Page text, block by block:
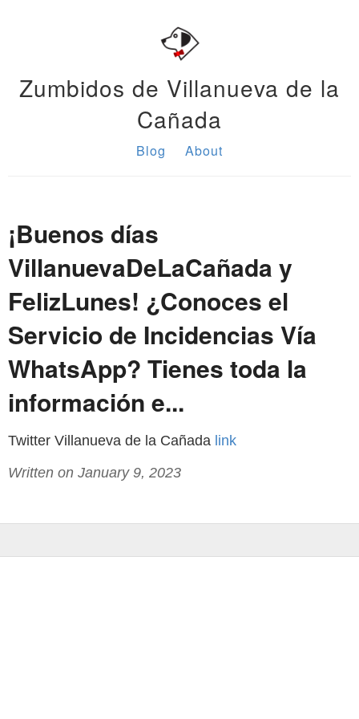
Zumbidos de Villanueva de la
Cañada
Blog About
¡Buenos días
VillanuevaDeLaCañada y
FelizLunes! ¿Conoces el
Servicio de Incidencias Vía
WhatsApp? Tienes toda la
información e...
Twitter Villanueva de la Cañada link
Written on January 9, 2023